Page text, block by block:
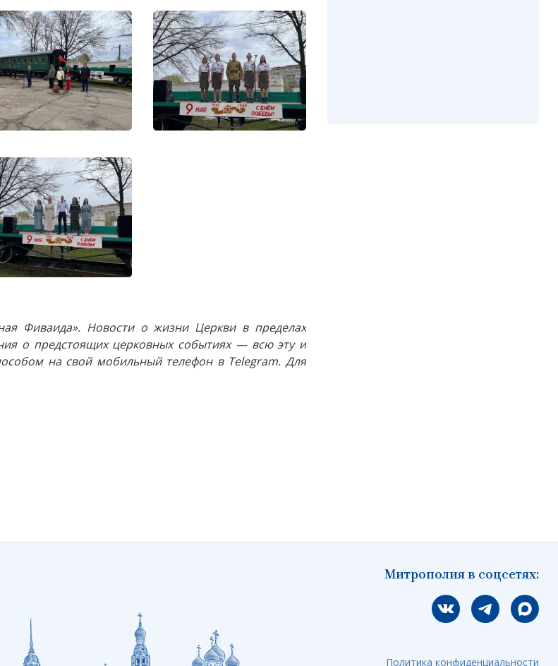
Фиваида». Новости о жизни Церкви в пределах
о предстоящих церковных событиях — всю эту и
на свой мобильный телефон в Telegram. Для
Митрополия в соцсетях:
Мы вконтакте
Мы в telegram
Мы в
Политика конфиденциальности